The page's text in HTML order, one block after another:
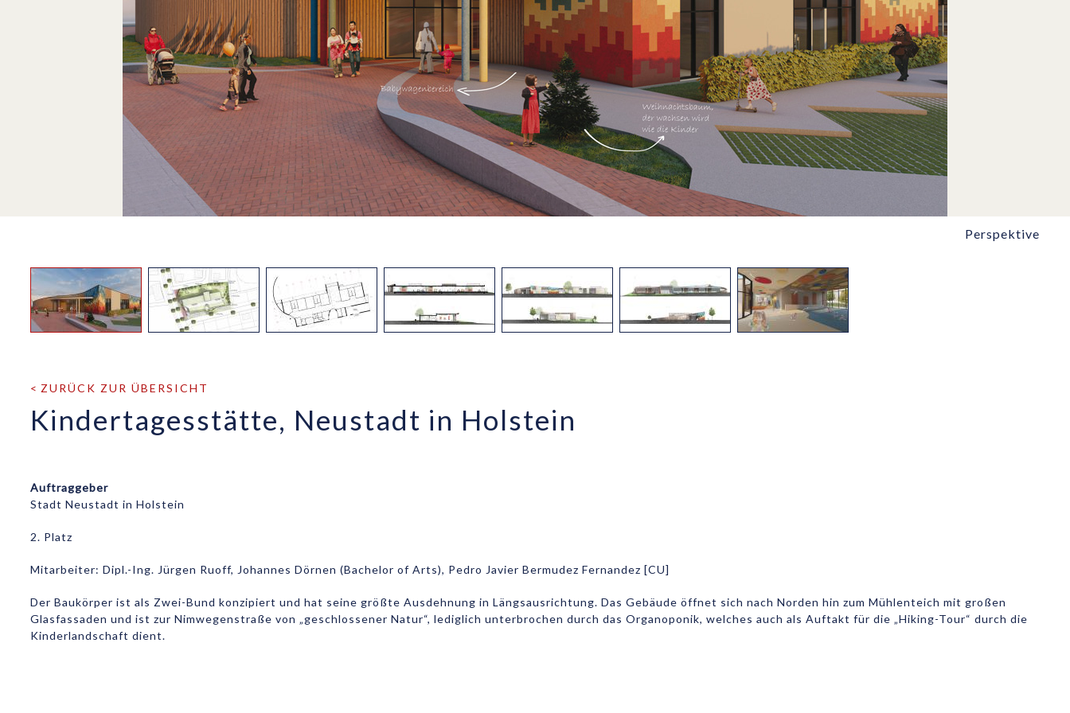
Perspektive
ZURÜCK ZUR ÜBERSICHT
Kindertagesstätte, Neustadt in Holstein
Auftraggeber
Stadt Neustadt in Holstein
2. Platz
Mitarbeiter: Dipl.-Ing. Jürgen Ruoff, Johannes Dörnen (Bachelor of Arts), Pedro Javier Bermudez Fernandez [CU]
Der Baukörper ist als Zwei-Bund konzipiert und hat seine größte Ausdehnung in Längsausrichtung. Das Gebäude öffnet sich nach Norden hin zum Mühlenteich mit großen
Glasfassaden und ist zur Nimwegenstraße von „geschlossener Natur“, lediglich unterbrochen durch das Organoponik, welches auch als Auftakt für die „Hiking-Tour“ durch die
Kinderlandschaft dient.